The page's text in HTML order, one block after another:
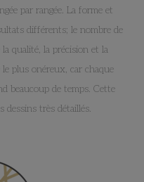
par rangée. La forme et
différents; le nombre de
qualité, la précision et la
plus onéreux, car chaque
beaucoup de temps. Cette
dessins très détaillés.